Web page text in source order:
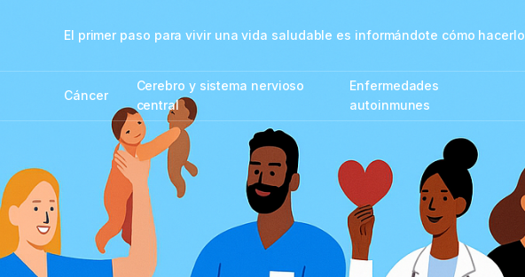
El primer paso para vivir una vida saludable es informándote cómo hacerlo
Cáncer
Cerebro y sistema nervioso
central
Enfermedades
autoinmunes